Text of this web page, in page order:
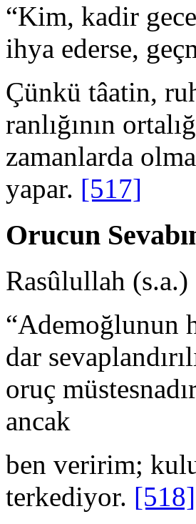
“Kim, kadir
ihya ederse,
Çünkü tâatin,
ranlığının
za­manlarda
yapar. [517]
Orucun
Rasûlullah
“Ademoğlunun
dar
oruç
ancak
ben veririm;
terkediyor. [518]